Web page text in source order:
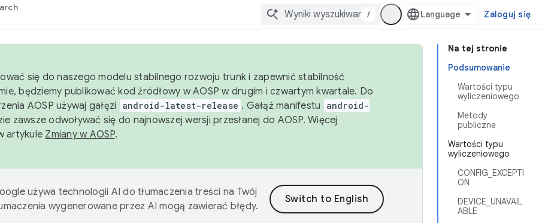
/ Zaloguj się
Na tej stronie
Podsumowanie
Wartości typu
wyliczeniowego
Metody
publiczne
Wartości typu
wyliczeniowego
CONFIG_EXCEPTI
ON
DEVICE_UNAVAIL
ABLE
się do naszego modelu stabilnego rozwoju trunk i zapewnić stabilność
będziemy publikować kod źródłowy w AOSP w drugim i czwartym kwartale. Do
AOSP używaj gałęzi
android-latest-release . Gałąź manifestu
android-
zawsze odwoływać się do najnowszej wersji przesłanej do AOSP. Więcej
artykule Zmiany w AOSP.
używa technologii AI do tłumaczenia treści na Twój
wygenerowane przez AI mogą zawierać błędy.